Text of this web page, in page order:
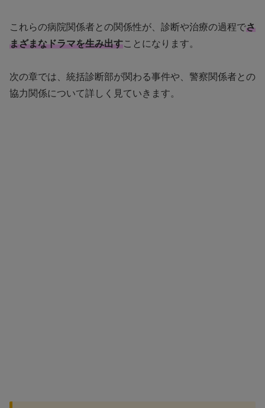
これらの病院関係者との関係性が、診断や治療の過程でさ
まざまなドラマを生み出すことになります。
次の章では、統括診断部が関わる事件や、警察関係者との
協力関係について詳しく見ていきます。